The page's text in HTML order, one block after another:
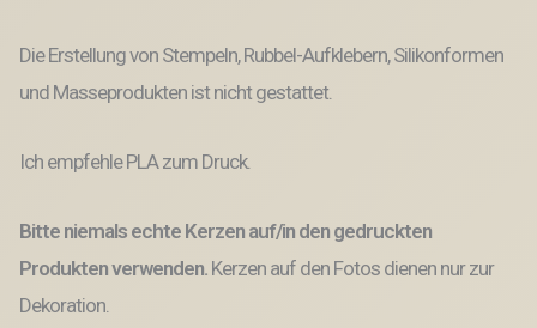
Die Erstellung von Stempeln, Rubbel-Aufklebern, Silikonformen
und Masseprodukten ist nicht gestattet.
Ich empfehle PLA zum Druck.
Bitte niemals echte Kerzen auf/in den gedruckten
Produkten verwenden. Kerzen auf den Fotos dienen nur zur
Dekoration.